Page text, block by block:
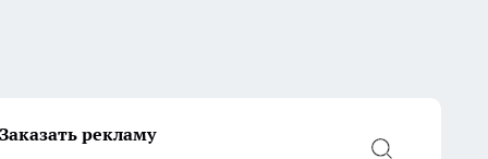
Заказать рекламу